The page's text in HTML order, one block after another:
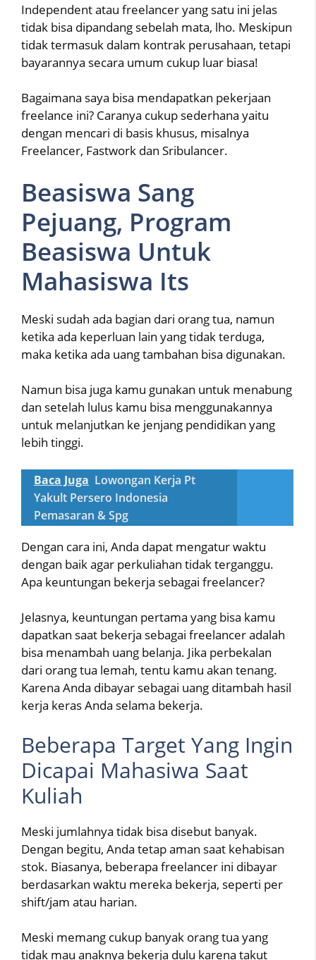
Independent atau freelancer yang satu ini jelas
tidak bisa dipandang sebelah mata, lho. Meskipun
tidak termasuk dalam kontrak perusahaan, tetapi
bayarannya secara umum cukup luar biasa!
Bagaimana saya bisa mendapatkan pekerjaan
freelance ini? Caranya cukup sederhana yaitu
dengan mencari di basis khusus, misalnya
Freelancer, Fastwork dan Sribulancer.
Beasiswa Sang
Pejuang, Program
Beasiswa Untuk
Mahasiswa Its
Meski sudah ada bagian dari orang tua, namun
ketika ada keperluan lain yang tidak terduga,
maka ketika ada uang tambahan bisa digunakan.
Namun bisa juga kamu gunakan untuk menabung
dan setelah lulus kamu bisa menggunakannya
untuk melanjutkan ke jenjang pendidikan yang
lebih tinggi.
Baca Juga Lowongan Kerja Pt
Yakult Persero Indonesia
Pemasaran & Spg
Dengan cara ini, Anda dapat mengatur waktu
dengan baik agar perkuliahan tidak terganggu.
Apa keuntungan bekerja sebagai freelancer?
Jelasnya, keuntungan pertama yang bisa kamu
dapatkan saat bekerja sebagai freelancer adalah
bisa menambah uang belanja. Jika perbekalan
dari orang tua lemah, tentu kamu akan tenang.
Karena Anda dibayar sebagai uang ditambah hasil
kerja keras Anda selama bekerja.
Beberapa Target Yang Ingin
Dicapai Mahasiwa Saat
Kuliah
Meski jumlahnya tidak bisa disebut banyak.
Dengan begitu, Anda tetap aman saat kehabisan
stok. Biasanya, beberapa freelancer ini dibayar
berdasarkan waktu mereka bekerja, seperti per
shift/jam atau harian.
Meski memang cukup banyak orang tua yang
tidak mau anaknya bekerja dulu karena takut